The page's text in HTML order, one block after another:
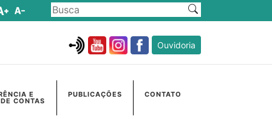
Ouvidoria
E
CONTAS
PUBLICAÇÕES CONTATO